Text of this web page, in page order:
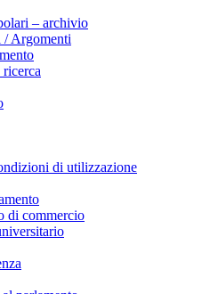
– archivio
/ Argomenti
ricerca
di utilizzazione
di commercio